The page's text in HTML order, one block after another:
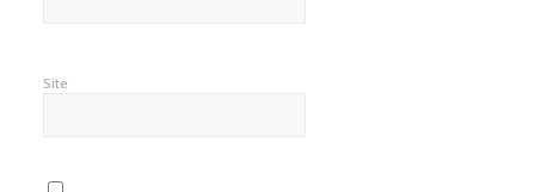
Site